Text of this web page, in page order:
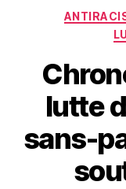
lutte
sans-